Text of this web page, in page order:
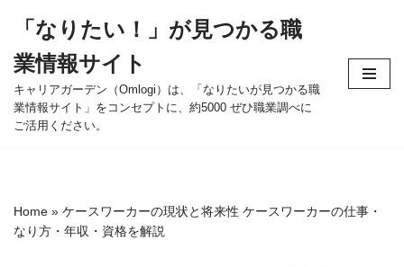
ン
テ
ン
ツ
ッ
プ
「なりたい！」が見つかる職
業情報サイト
キャリアガーデン（Omlogi）は、「なりたいが見つかる職
業情報サイト」をコンセプトに、約5000 ぜひ職業調べに
ご活用ください。
Home » ケースワーカーの現状と将来性 ケースワーカーの仕事・
なり方・年収・資格を解説